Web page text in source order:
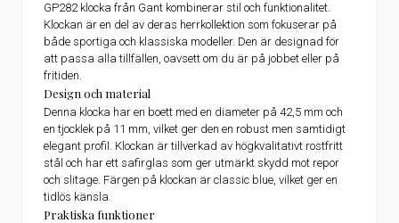
GP282 klocka från Gant kombinerar stil och funktionalitet.
Klockan är en del av deras herrkollektion som fokuserar på
både sportiga och klassiska modeller. Den är designad för
att passa alla tillfällen, oavsett om du är på jobbet eller på
fritiden.
Design och material
Denna klocka har en boett med en diameter på 42,5 mm och
en tjocklek på 11 mm, vilket ger den en robust men samtidigt
elegant profil. Klockan är tillverkad av högkvalitativt rostfritt
stål och har ett safirglas som ger utmärkt skydd mot repor
och slitage. Färgen på klockan är classic blue, vilket ger en
tidlös känsla.
Praktiska funktioner